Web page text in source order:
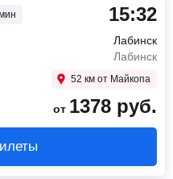
15:32
Лабинск
Лабинск
52 км от Майкопа
от 1378 руб.